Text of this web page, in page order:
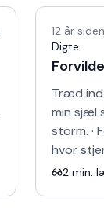
12 år siden
Digte
Træd ind
min sjæl
storm. ·
hvor
dybe
2 min.